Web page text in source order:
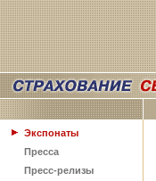
Экспонаты
Пресса
Пресс-релизы